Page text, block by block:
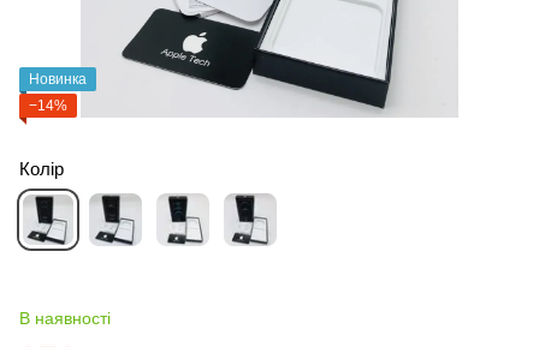
Новинка
−14%
Колір
В наявності